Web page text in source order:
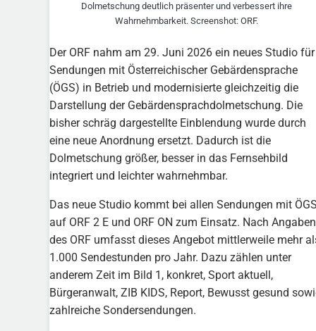
Dolmetschung deutlich präsenter und verbessert ihre
Wahrnehmbarkeit. Screenshot: ORF.
Der ORF nahm am 29. Juni 2026 ein neues Studio für
Sendungen mit Österreichischer Gebärdensprache
(ÖGS) in Betrieb und modernisierte gleichzeitig die
Darstellung der Gebärdensprachdolmetschung. Die
bisher schräg dargestellte Einblendung wurde durch
eine neue Anordnung ersetzt. Dadurch ist die
Dolmetschung größer, besser in das Fernsehbild
integriert und leichter wahrnehmbar.
Das neue Studio kommt bei allen Sendungen mit
auf ORF 2 E und ORF ON zum Einsatz. Nach Angaben
des ORF umfasst dieses Angebot mittlerweile mehr
1.000 Sendestunden pro Jahr. Dazu zählen unter
anderem Zeit im Bild 1, konkret, Sport aktuell,
Bürgeranwalt, ZIB KIDS, Report, Bewusst gesund
zahlreiche Sondersendungen.